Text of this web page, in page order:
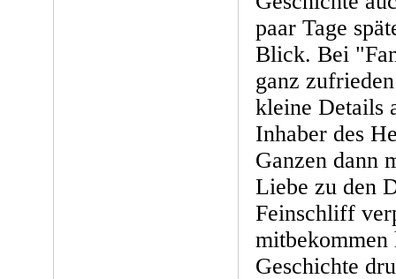
paar Tage
Blick. Bei
ganz
kleine Details
Inhaber des
Ganzen dann
Liebe zu den
Feinschliff
mitbekommen
Geschichte